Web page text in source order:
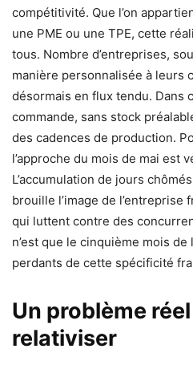
compétitivité. Que l’on
une PME ou une TPE, cette
tous. Nombre d’entreprises,
manière personnalisée à leurs
désormais en flux tendu. Dans
commande, sans stock
des cadences de production.
l’approche du mois de mai est
L’accumulation de jours
brouille l’image de l’entreprise
qui luttent contre des
n’est que le cinquième mois de
perdants de cette spécificité
Un problème
relativiser